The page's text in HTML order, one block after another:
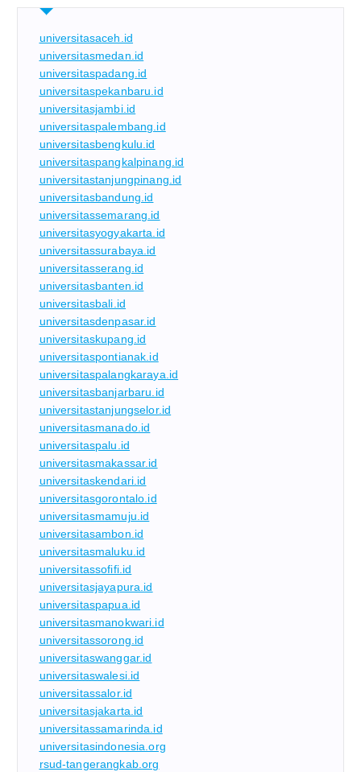
universitasaceh.id
universitasmedan.id
universitaspadang.id
universitaspekanbaru.id
universitasjambi.id
universitaspalembang.id
universitasbengkulu.id
universitaspangkalpinang.id
universitastanjungpinang.id
universitasbandung.id
universitassemarang.id
universitasyogyakarta.id
universitassurabaya.id
universitasserang.id
universitasbanten.id
universitasbali.id
universitasdenpasar.id
universitaskupang.id
universitaspontianak.id
universitaspalangkaraya.id
universitasbanjarbaru.id
universitastanjungselor.id
universitasmanado.id
universitaspalu.id
universitasmakassar.id
universitaskendari.id
universitasgorontalo.id
universitasmamuju.id
universitasambon.id
universitasmaluku.id
universitassofifi.id
universitasjayapura.id
universitaspapua.id
universitasmanokwari.id
universitassorong.id
universitaswanggar.id
universitaswalesi.id
universitassalor.id
universitasjakarta.id
universitassamarinda.id
universitasindonesia.org
rsud-tangerangkab.org